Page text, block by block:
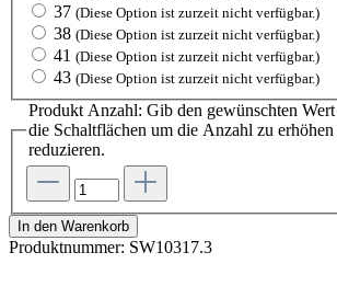
37 (Diese Option ist zurzeit nicht verfügbar.)
38 (Diese Option ist zurzeit nicht verfügbar.)
41 (Diese Option ist zurzeit nicht verfügbar.)
43 (Diese Option ist zurzeit nicht verfügbar.)
Produkt Anzahl: Gib den gewünschten
die Schaltflächen um die Anzahl zu erhöhen
reduzieren.
In den Warenkorb
Produktnummer: SW10317.3